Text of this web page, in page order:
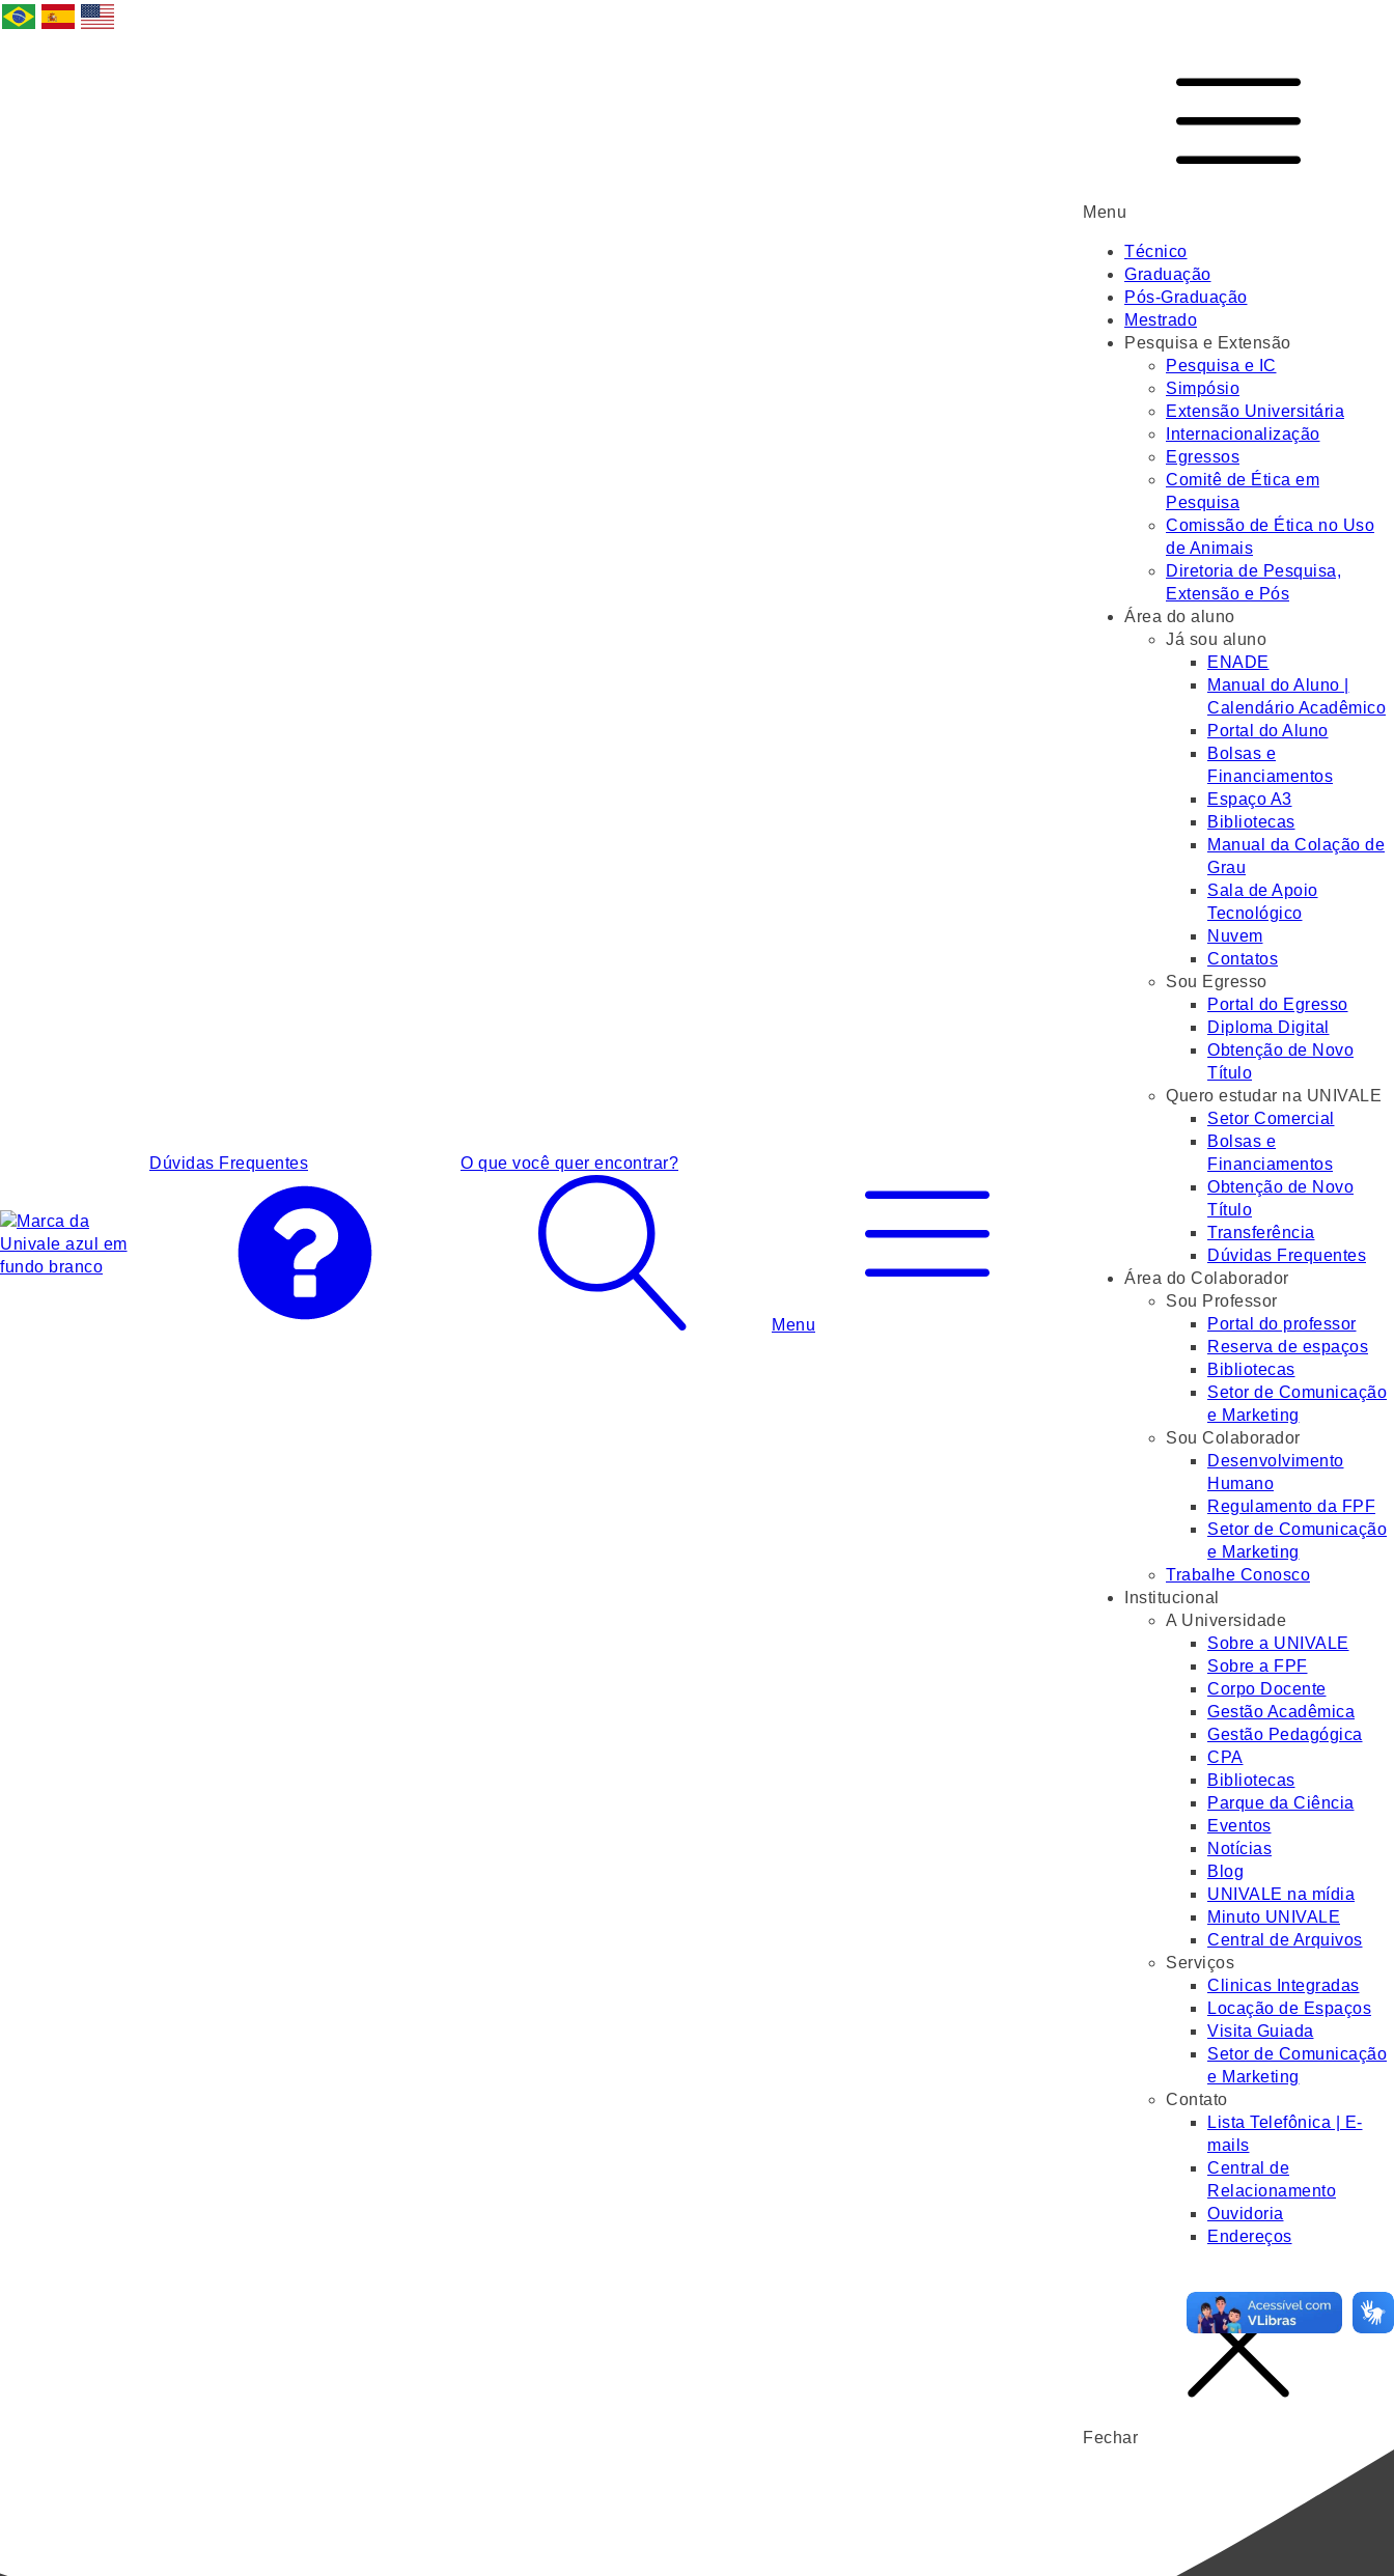
Dúvidas Frequentes O que você quer encontrar?
Menu
Menu
Técnico
Graduação
Pós-Graduação
Mestrado
Pesquisa e Extensão
Pesquisa e IC
Simpósio
Extensão Universitária
Internacionalização
Egressos
Comitê de Ética em
Pesquisa
Comissão de Ética no Uso
de Animais
Diretoria de Pesquisa,
Extensão e Pós
Área do aluno
Já sou aluno
ENADE
Manual do Aluno |
Calendário Acadêmico
Portal do Aluno
Bolsas e
Financiamentos
Espaço A3
Bibliotecas
Manual da Colação de
Grau
Sala de Apoio
Tecnológico
Nuvem
Contatos
Sou Egresso
Portal do Egresso
Diploma Digital
Obtenção de Novo
Título
Quero estudar na UNIVALE
Setor Comercial
Bolsas e
Financiamentos
Obtenção de Novo
Título
Transferência
Dúvidas Frequentes
Área do Colaborador
Sou Professor
Portal do professor
Reserva de espaços
Bibliotecas
Setor de Comunicação
e Marketing
Sou Colaborador
Desenvolvimento
Humano
Regulamento da FPF
Setor de Comunicação
e Marketing
Trabalhe Conosco
Institucional
A Universidade
Sobre a UNIVALE
Sobre a FPF
Corpo Docente
Gestão Acadêmica
Gestão Pedagógica
CPA
Bibliotecas
Parque da Ciência
Eventos
Notícias
Blog
UNIVALE na mídia
Minuto UNIVALE
Central de Arquivos
Serviços
Clinicas Integradas
Locação de Espaços
Visita Guiada
Setor de Comunicação
e Marketing
Contato
Lista Telefônica | E-
mails
Central de
Relacionamento
Ouvidoria
Endereços
Fechar